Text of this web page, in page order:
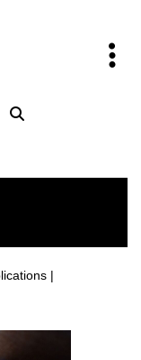
|